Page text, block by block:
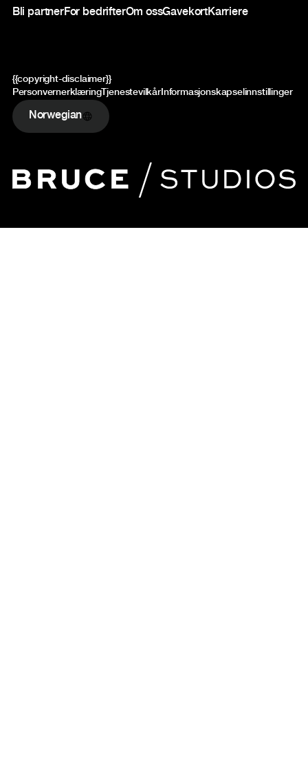
Bli partnerFor bedrifterOm ossGavekortKarriere
{{copyright-disclaimer}}
PersonvernerklæringTjenestevilkårInformasjonskapselinnstillinger
Norwegian